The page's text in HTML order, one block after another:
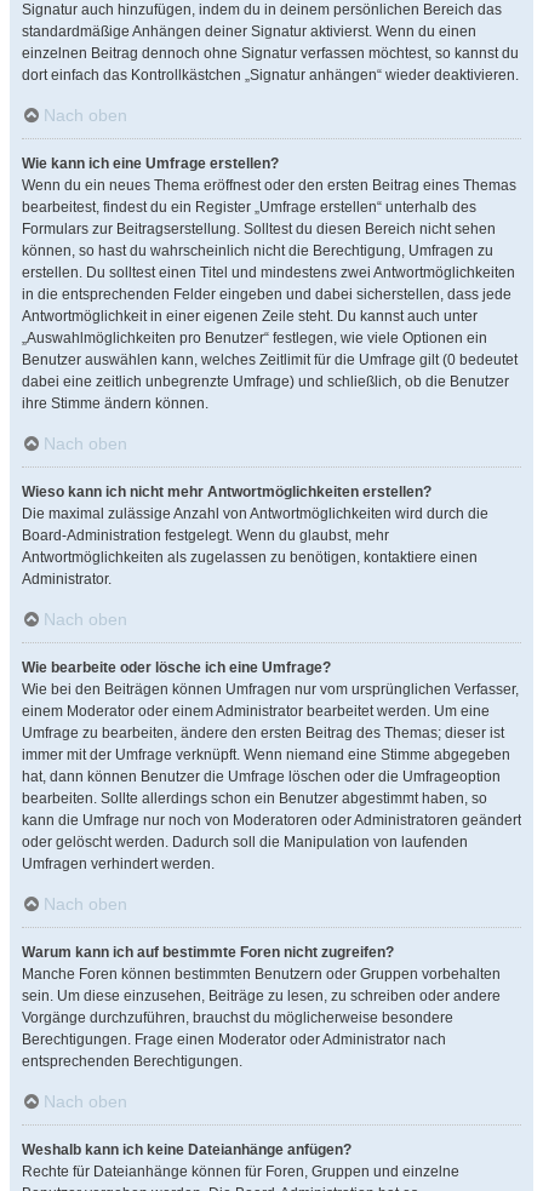
Signatur auch hinzufügen, indem du in deinem persönlichen Bereich das
standardmäßige Anhängen deiner Signatur aktivierst. Wenn du einen
einzelnen Beitrag dennoch ohne Signatur verfassen möchtest, so kannst du
dort einfach das Kontrollkästchen „Signatur anhängen“ wieder deaktivieren.
Nach oben
Wie kann ich eine Umfrage erstellen?
Wenn du ein neues Thema eröffnest oder den ersten Beitrag eines Themas
bearbeitest, findest du ein Register „Umfrage erstellen“ unterhalb des
Formulars zur Beitragserstellung. Solltest du diesen Bereich nicht sehen
können, so hast du wahrscheinlich nicht die Berechtigung, Umfragen zu
erstellen. Du solltest einen Titel und mindestens zwei Antwortmöglichkeiten
in die entsprechenden Felder eingeben und dabei sicherstellen, dass jede
Antwortmöglichkeit in einer eigenen Zeile steht. Du kannst auch unter
„Auswahlmöglichkeiten pro Benutzer“ festlegen, wie viele Optionen ein
Benutzer auswählen kann, welches Zeitlimit für die Umfrage gilt (0 bedeutet
dabei eine zeitlich unbegrenzte Umfrage) und schließlich, ob die Benutzer
ihre Stimme ändern können.
Nach oben
Wieso kann ich nicht mehr Antwortmöglichkeiten erstellen?
Die maximal zulässige Anzahl von Antwortmöglichkeiten wird durch die
Board-Administration festgelegt. Wenn du glaubst, mehr
Antwortmöglichkeiten als zugelassen zu benötigen, kontaktiere einen
Administrator.
Nach oben
Wie bearbeite oder lösche ich eine Umfrage?
Wie bei den Beiträgen können Umfragen nur vom ursprünglichen Verfasser,
einem Moderator oder einem Administrator bearbeitet werden. Um eine
Umfrage zu bearbeiten, ändere den ersten Beitrag des Themas; dieser ist
immer mit der Umfrage verknüpft. Wenn niemand eine Stimme abgegeben
hat, dann können Benutzer die Umfrage löschen oder die Umfrageoption
bearbeiten. Sollte allerdings schon ein Benutzer abgestimmt haben, so
kann die Umfrage nur noch von Moderatoren oder Administratoren geändert
oder gelöscht werden. Dadurch soll die Manipulation von laufenden
Umfragen verhindert werden.
Nach oben
Warum kann ich auf bestimmte Foren nicht zugreifen?
Manche Foren können bestimmten Benutzern oder Gruppen vorbehalten
sein. Um diese einzusehen, Beiträge zu lesen, zu schreiben oder andere
Vorgänge durchzuführen, brauchst du möglicherweise besondere
Berechtigungen. Frage einen Moderator oder Administrator nach
entsprechenden Berechtigungen.
Nach oben
Weshalb kann ich keine Dateianhänge anfügen?
Rechte für Dateianhänge können für Foren, Gruppen und einzelne